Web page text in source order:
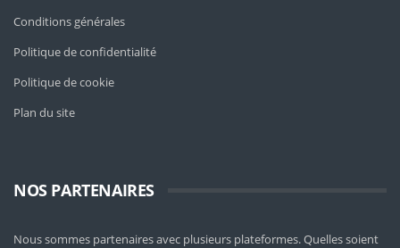
Conditions générales
Politique de confidentialité
Politique de cookie
Plan du site
NOS PARTENAIRES
Nous sommes partenaires avec plusieurs plateformes. Quelles soient